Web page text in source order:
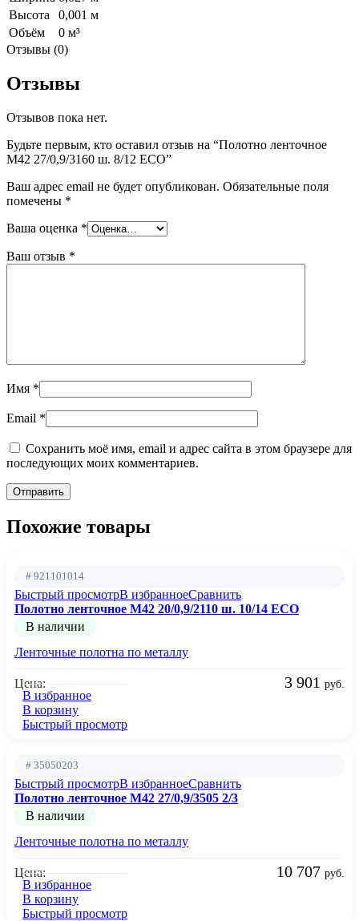
Высота
0,001 м
Объём
0 м³
Отзывы (0)
Отзывы
Отзывов пока нет.
Будьте первым, кто оставил отзыв на “Полотно ленточное
М42 27/0,9/3160 ш. 8/12 ECO”
Ваш адрес email не будет опубликован. Обязательные поля
помечены *
Ваша оценка *
Ваш отзыв *
Имя *
Email *
Сохранить моё имя, email и адрес сайта в этом браузере для
последующих моих комментариев.
Похожие товары
# 921101014
Быстрый просмотрВ избранноеСравнить
Полотно ленточное М42 20/0,9/2110 ш. 10/14 ECO
В наличии
Ленточные полотна по металлу
Цена: 3 901 руб.
В избранное
В корзину
Быстрый просмотр
# 35050203
Быстрый просмотрВ избранноеСравнить
Полотно ленточное М42 27/0,9/3505 2/3
В наличии
Ленточные полотна по металлу
Цена: 10 707 руб.
В избранное
В корзину
Быстрый просмотр